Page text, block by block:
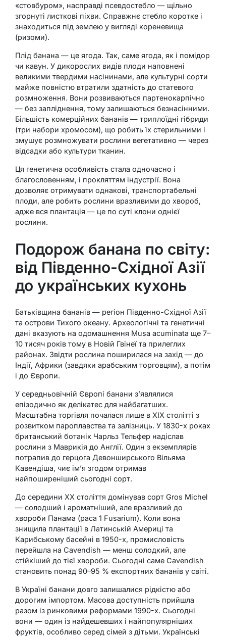
«стовбуром», насправді псевдостебло — щільно
згорнуті листкові піхви. Справжнє стебло коротке і
знаходиться під землею у вигляді кореневища
(ризоми).
Плід банана — це ягода. Так, саме ягода, як і помідор
чи кавун. У дикорослих видів плоди наповнені
великими твердими насінинами, але культурні сорти
майже повністю втратили здатність до статевого
розмноження. Вони розвиваються партенокарпічно
— без запліднення, тому залишаються безнасінними.
Більшість комерційних бананів — триплоїдні гібриди
(три набори хромосом), що робить їх стерильними і
змушує розмножувати рослини вегетативно — через
відсадки або культури тканин.
Ця генетична особливість стала одночасно і
благословенням, і прокляттям індустрії. Вона
дозволяє отримувати однакові, транспортабельні
плоди, але робить рослини вразливими до хвороб,
адже вся плантація — це по суті клони однієї
рослини.
Подорож банана по світу:
від Південно-Східної Азії
до українських кухонь
Батьківщина бананів — регіон Південно-Східної Азії
та острови Тихого океану. Археологічні та генетичні
дані вказують на одомашнення Musa acuminata ще 7–
10 тисяч років тому в Новій Гвінеї та прилеглих
районах. Звідти рослина поширилася на захід — до
Індії, Африки (завдяки арабським торговцям), а потім
і до Європи.
У середньовічній Європі банани з’являлися
епізодично як делікатес для найбагатших.
Масштабна торгівля почалася лише в XIX столітті з
розвитком пароплавства та залізниць. У 1830-х роках
британський ботанік Чарльз Тельфер надіслав
рослини з Маврикія до Англії. Один з екземплярів
потрапив до герцога Девонширського Вільяма
Кавендіша, чиє ім’я згодом отримав
найпоширеніший сьогодні сорт.
До середини XX століття домінував сорт Gros Michel
— солодший і ароматніший, але вразливий до
хвороби Панама (раса 1 Fusarium). Коли вона
знищила плантації в Латинській Америці та
Карибському басейні в 1950-х, промисловість
перейшла на Cavendish — менш солодкий, але
стійкіший до тієї хвороби. Сьогодні саме Cavendish
становить понад 90–95 % експортних бананів у світі.
В Україні банани довго залишалися рідкістю або
дорогим імпортом. Масова доступність прийшла
разом із ринковими реформами 1990-х. Сьогодні
вони — один із найдешевших і найпопулярніших
фруктів, особливо серед сімей з дітьми. Українські